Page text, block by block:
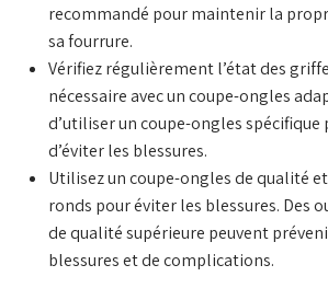
recommandé pour maintenir la
sa fourrure.
Vérifiez régulièrement l’état des
nécessaire avec un coupe-ongles
d’utiliser un coupe-ongles spécifique
d’éviter les blessures.
Utilisez un coupe-ongles de qualité
ronds pour éviter les blessures. Des
de qualité supérieure peuvent
blessures et de complications.